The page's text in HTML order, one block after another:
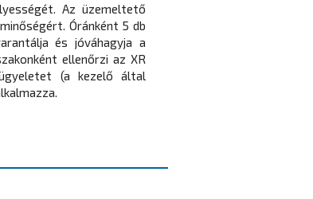
Az üzemeltető
Óránként 5 db
és jóváhagyja a
ellenőrzi az XR
(a kezelő által